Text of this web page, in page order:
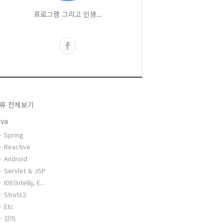
프로그램 그리고 인생...
전체보기
Spring
Reactive
Android
Servlet & JSP
IDE(Intellij, E..
Struts2
Etc
강의